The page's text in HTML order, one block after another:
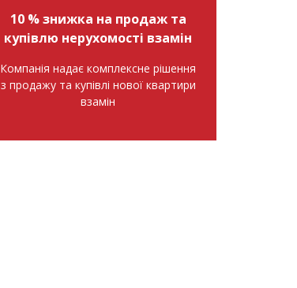
10 % знижка на продаж та
купівлю нерухомості взамін
Компанія надає комплексне рішення
з продажу та купівлі нової квартири
взамін